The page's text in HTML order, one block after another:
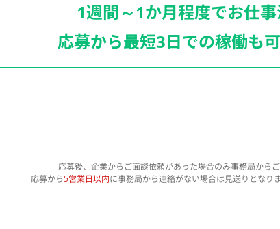
1週間～1か月程度でお仕事
応募から最短3日での稼働も
応募後、企業からご面談依頼があった場合のみ事務局からご
応募から5営業日以内に事務局から連絡がない場合は見送りとなり